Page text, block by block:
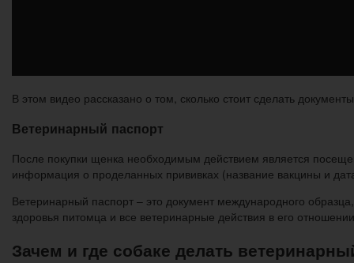
В этом видео рассказано о том, сколько стоит сделать
Ветеринарный паспорт
После покупки щенка необходимым действием является
информация о проделанных прививках (название вакцины и
Ветеринарный паспорт – это документ международного
здоровья питомца и все ветеринарные действия в его
Зачем и где собаке делать